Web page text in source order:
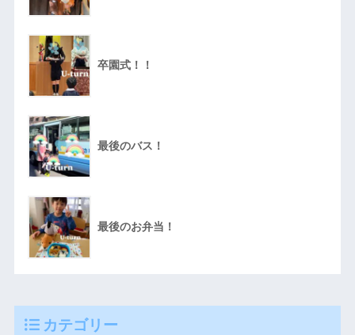
卒園式！！
最後のバス！
最後のお弁当！
カテゴリー